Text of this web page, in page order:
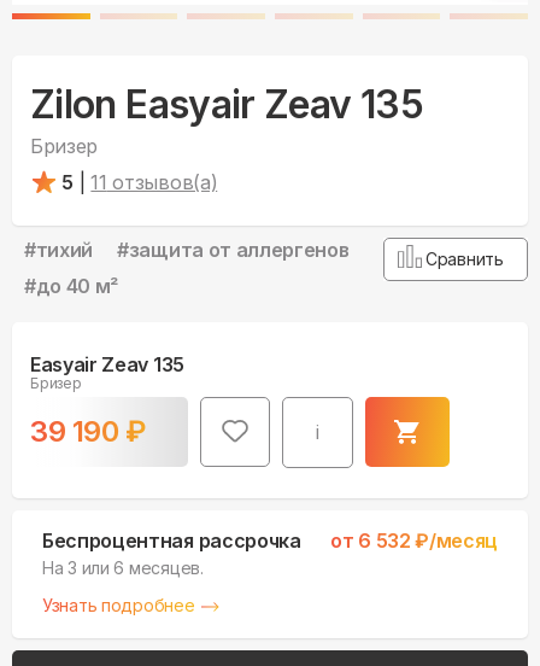
Zilon Easyair Zeav 135
Бризер
5
11 отзывов(а)
#тихий #защита от аллергенов
#до 40 м²
Сравнить
Easyair Zeav 135
Бризер
39 190 ₽ i
Беспроцентная рассрочка от 6 532 ₽/месяц
На 3 или 6 месяцев.
Узнать подробнее